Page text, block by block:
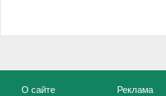
О сайте Реклама